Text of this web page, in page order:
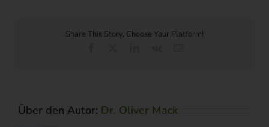
Share This Story, Choose Your Platform!
Über den Autor: Dr. Oliver Mack